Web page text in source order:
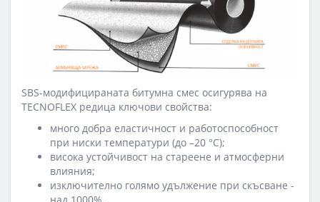
SBS-модифицираната битумна смес осигурява на
TECNOFLEX редица ключови свойства:
много добра еластичност и работоспособност
при ниски температури (до –20 °C);
висока устойчивост на стареене и атмосферни
влияния;
изключително голямо удължение при скъсване -